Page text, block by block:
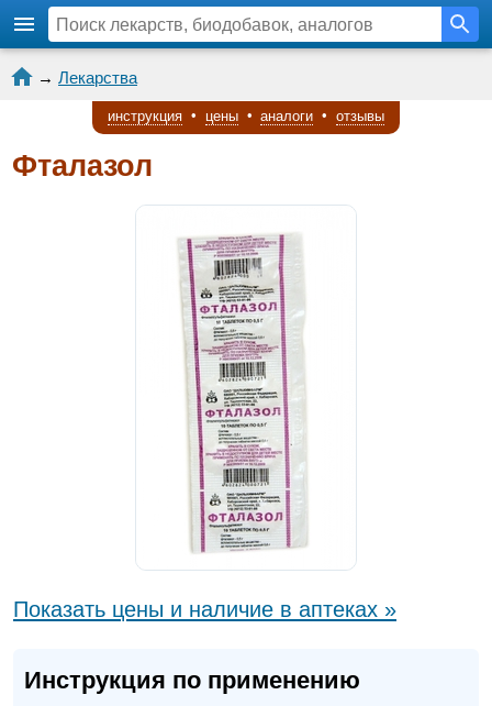
→ Лекарства
инструкция • цены • аналоги • отзывы
Фталазол
Показать цены и наличие в аптеках »
Инструкция по применению